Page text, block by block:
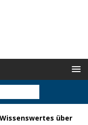
über